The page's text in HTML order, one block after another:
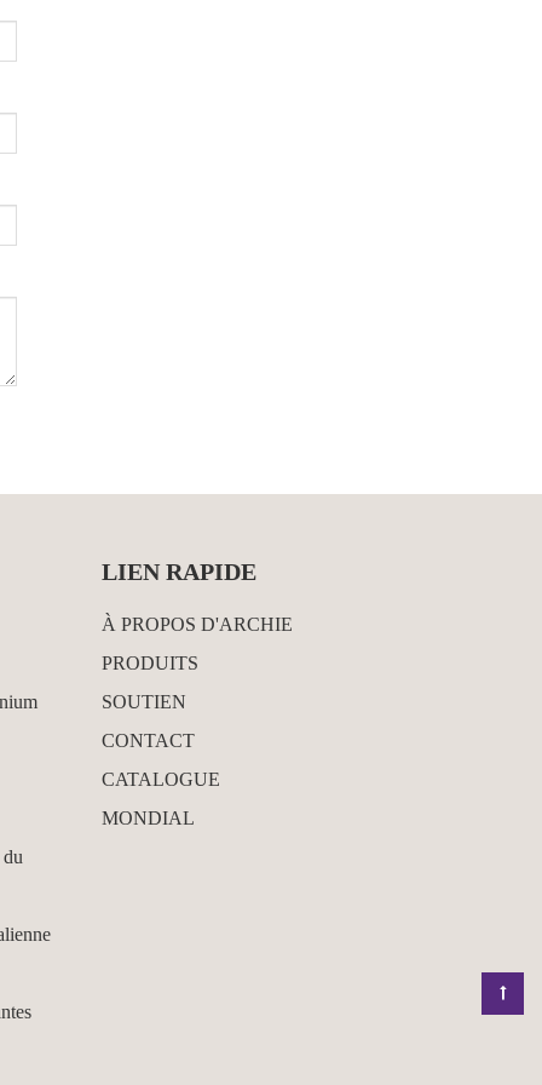
LIEN RAPIDE
À PROPOS D'ARCHIE
PRODUITS
SOUTIEN
CONTACT
CATALOGUE
MONDIAL